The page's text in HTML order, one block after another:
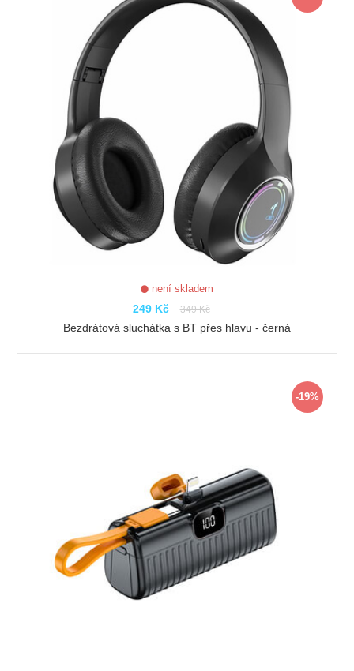
není skladem
249 Kč 349 Kč
Bezdrátová sluchátka s BT přes hlavu - černá
-19%